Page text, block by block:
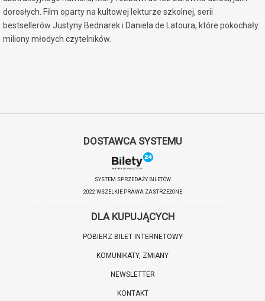
dorosłych. Film oparty na kultowej lekturze szkolnej, serii
bestsellerów Justyny Bednarek i Daniela de Latoura, które pokochały
miliony młodych czytelników.
DOSTAWCA SYSTEMU
SYSTEM SPRZEDAŻY BILETÓW
2022 WSZELKIE PRAWA ZASTRZEŻONE
DLA KUPUJĄCYCH
POBIERZ BILET INTERNETOWY
KOMUNIKATY, ZMIANY
NEWSLETTER
KONTAKT